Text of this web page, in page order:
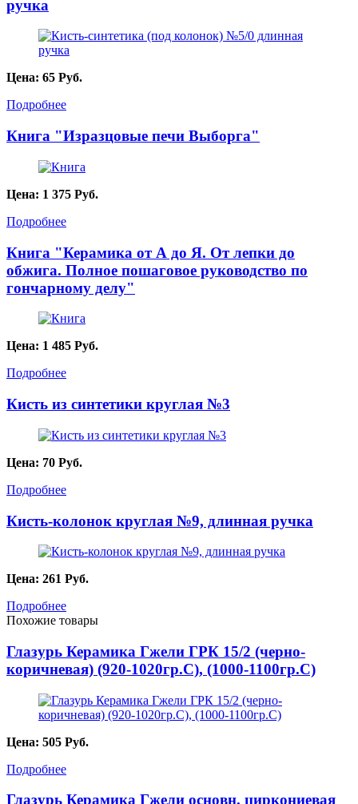
ручка
Цена: 65 Руб.
Подробнее
Книга "Изразцовые печи Выборга"
Цена: 1 375 Руб.
Подробнее
Книга "Керамика от А до Я. От лепки до
обжига. Полное пошаговое руководство по
гончарному делу"
Цена: 1 485 Руб.
Подробнее
Кисть из синтетики круглая №3
Цена: 70 Руб.
Подробнее
Кисть-колонок круглая №9, длинная ручка
Цена: 261 Руб.
Подробнее
Похожие товары
Глазурь Керамика Гжели ГРК 15/2 (черно-
коричневая) (920-1020гр.С), (1000-1100гр.С)
Цена: 505 Руб.
Подробнее
Глазурь Керамика Гжели основн. циркониевая